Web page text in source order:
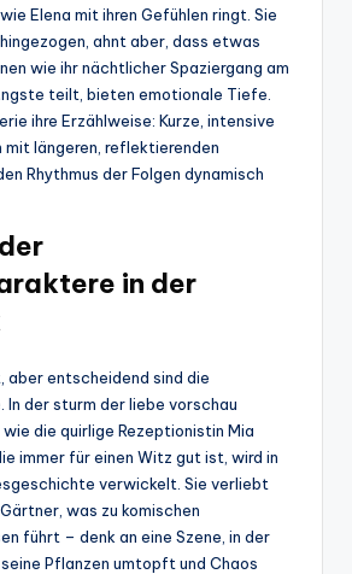
Elena mit ihren Gefühlen ringt. Sie
ahnt aber, dass etwas
wie ihr nächtlicher Spaziergang am
teilt, bieten emotionale Tiefe.
ihre Erzählweise: Kurze, intensive
mit längeren, reflektierenden
Rhythmus der Folgen dynamisch
in der
entscheidend sind die
In der sturm der liebe vorschau
die quirlige Rezeptionistin Mia
immer für einen Witz gut ist, wird in
verwickelt. Sie verliebt
was zu komischen
führt – denk an eine Szene, in der
Pflanzen umtopft und Chaos